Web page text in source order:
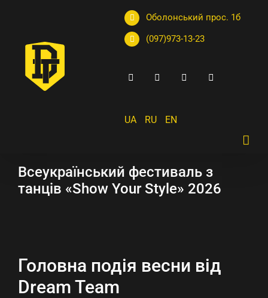
Оболонський прос. 1б
(097)973-13-23
UA RU EN
Всеукраїнський фестиваль з
танців «Show Your Style» 2026
Головна подія весни від
Dream Team